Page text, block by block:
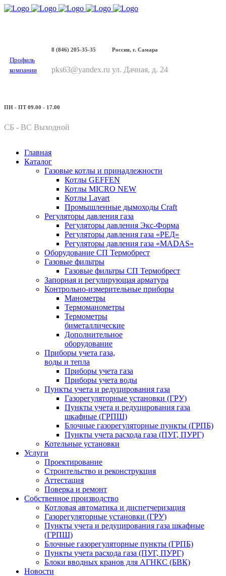
Профиль
компании
8 (846) 205-35-35
pks63@yandex.ru
Россия, г. Самара
ул. Дачная, д. 24
ПН - ПТ 09.00 - 17.00
СБ - ВС Выходной
Главная
Каталог
Газовые котлы и принадлежности
Котлы GEFFEN
Котлы MICRO NEW
Котлы Lavart
Промышленные дымоходы Craft
Регуляторы давления газа
Регуляторы давления Экс-Форма
Регуляторы давления газа «РЕД»
Регуляторы давления газа «MADAS»
Оборудование СП Термобрест
Газовые фильтры
Газовые фильтры СП Термобрест
Запорная и регулирующая арматура
Контрольно-измерительные приборы
Манометры
Термоманометры
Термометры
биметаллические
Дополнительное
оборудование
Приборы учета газа,
воды и тепла
Приборы учета газа
Приборы учета воды
Пункты учета и редуцирования газа
Газорегуляторные установки (ГРУ)
Пункты учета и редуцирования газа
шкафные (ГРПШ)
Блочные газорегуляторные пункты (ГРПБ)
Пункты учета расхода газа (ПУГ, ПУРГ)
Котельные установки
Услуги
Проектирование
Строительство и реконструкция
Аттестация
Поверка и ремонт
Собственное производство
Котловая автоматика и диспетчеризация
Газорегуляторные установки (ГРУ)
Пункты учета и редуцирования газа шкафные
(ГРПШ)
Блочные газорегуляторные пункты (ГРПБ)
Пункты учета расхода газа (ПУГ, ПУРГ)
Блоки вводных кранов для АГНКС (БВК)
Новости